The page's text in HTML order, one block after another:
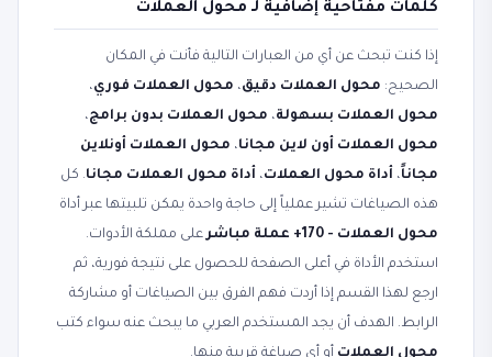
كلمات مفتاحية إضافية لـ محول العملات
إذا كنت تبحث عن أي من العبارات التالية فأنت في المكان
الصحيح: محول العملات دقيق، محول العملات فوري،
محول العملات بسهولة، محول العملات بدون برامج،
محول العملات أون لاين مجانا، محول العملات أونلاين
مجاناً، أداة محول العملات، أداة محول العملات مجانا. كل
هذه الصياغات تشير عملياً إلى حاجة واحدة يمكن تلبيتها عبر أداة
محول العملات - 170+ عملة مباشر
على مملكة الأدوات.
استخدم الأداة في أعلى الصفحة للحصول على نتيجة فورية، ثم
ارجع لهذا القسم إذا أردت فهم الفرق بين الصياغات أو مشاركة
الرابط. الهدف أن يجد المستخدم العربي ما يبحث عنه سواء كتب
محول العملات أو أي صياغة قريبة منها.